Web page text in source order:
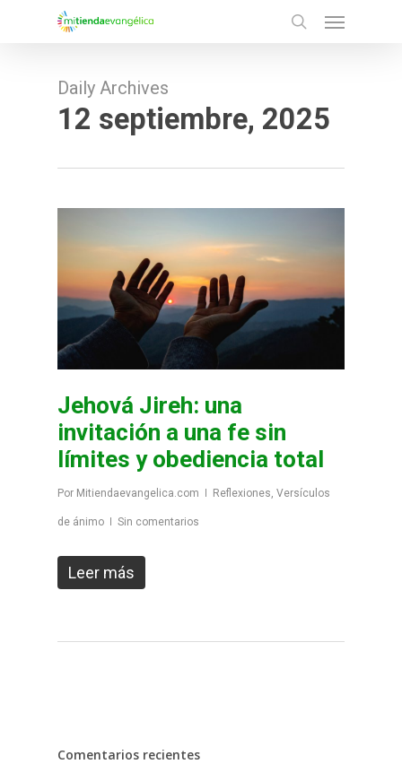
Daily Archives
12 septiembre, 2025
Jehová Jireh: una
invitación a una fe sin
límites y obediencia total
Por Mitiendaevangelica.com Reflexiones Versículos
de ánimo Sin comentarios
Leer más
Comentarios recientes